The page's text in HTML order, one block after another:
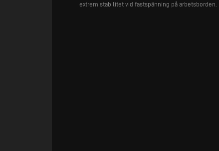
extrem stabilitet vid fastspänning på arbetsborden.